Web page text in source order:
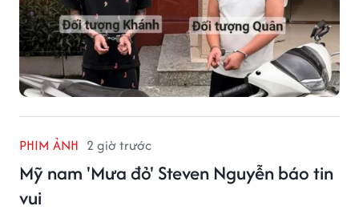
PHIM ẢNH 2 giờ trước
Mỹ nam 'Mưa đỏ' Steven Nguyễn báo tin
vui